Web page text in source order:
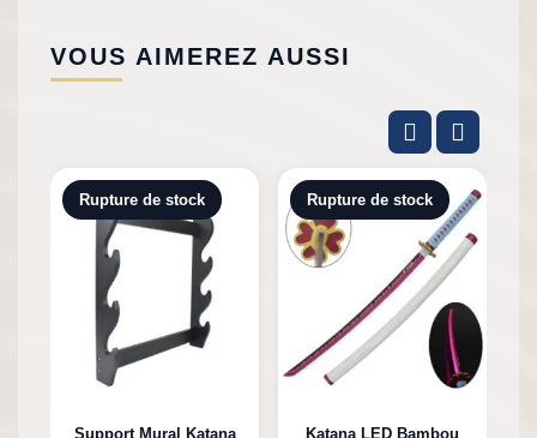
VOUS AIMEREZ AUSSI
Rupture de stock
Support Mural Katana
Rupture de stock
Katana LED Bambou